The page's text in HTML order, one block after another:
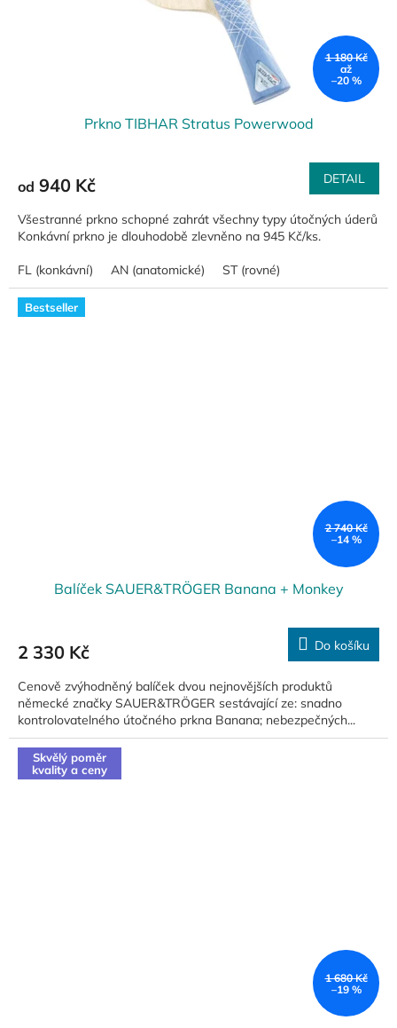
1 180 Kč
až
–20 %
Prkno TIBHAR Stratus Powerwood
od 940 Kč DETAIL
Všestranné prkno schopné zahrát všechny typy útočných úderů
Konkávní prkno je dlouhodobě zlevněno na 945 Kč/ks.
FL (konkávní) AN (anatomické) ST (rovné)
Bestseller
2 740 Kč
–14 %
Balíček SAUER&TRÖGER Banana + Monkey
2 330 Kč Do košíku
Cenově zvýhodněný balíček dvou nejnovějších produktů
německé značky SAUER&TRÖGER sestávající ze: snadno
kontrolovatelného útočného prkna Banana; nebezpečných...
Skvělý poměr
kvality a ceny
1 680 Kč
–19 %